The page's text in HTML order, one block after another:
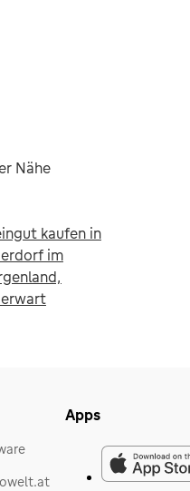
Nähe
kaufen in
im
Apps